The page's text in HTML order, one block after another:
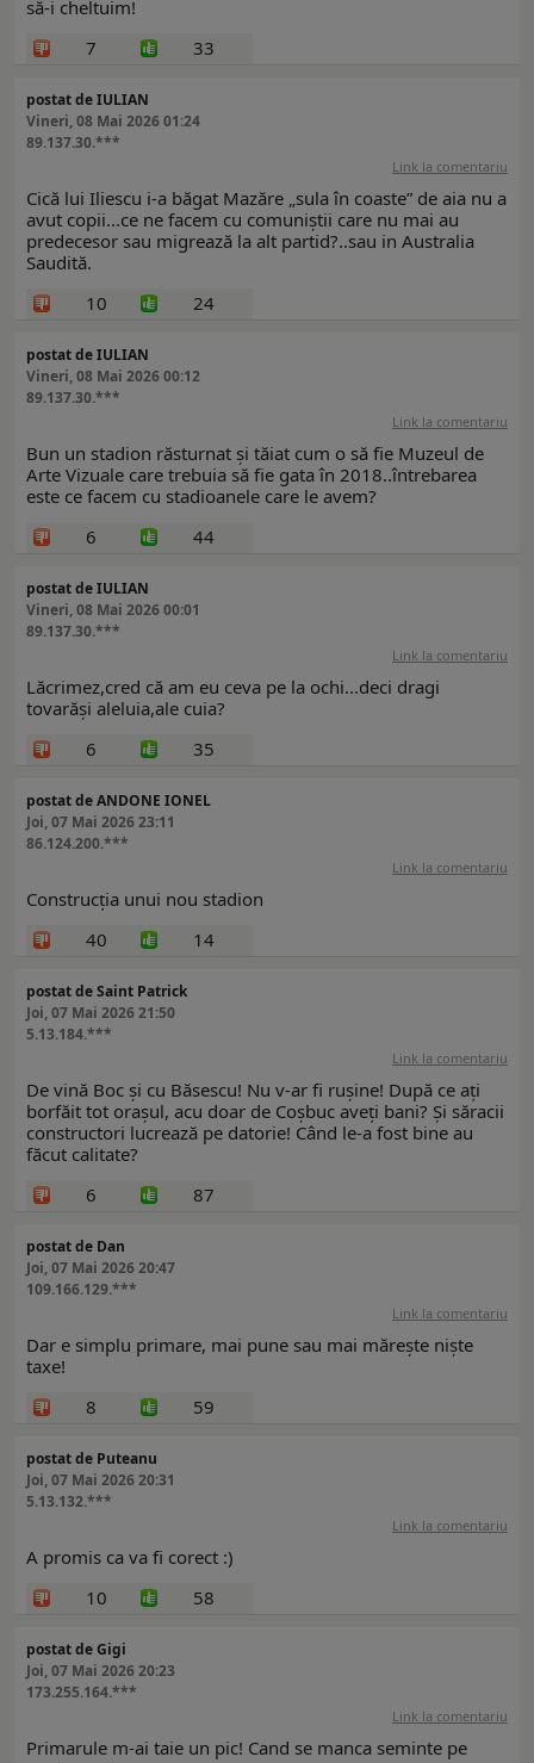
să-i cheltuim!
7
33
postat de IULIAN
Vineri, 08 Mai 2026 01:24
89.137.30.***
Link la comentariu
Cică lui Iliescu i-a băgat Mazăre „sula în coaste” de aia nu a
avut copii...ce ne facem cu comuniștii care nu mai au
predecesor sau migrează la alt partid?..sau in Australia
Saudită.
10
24
postat de IULIAN
Vineri, 08 Mai 2026 00:12
89.137.30.***
Link la comentariu
Bun un stadion răsturnat și tăiat cum o să fie Muzeul de
Arte Vizuale care trebuia să fie gata în 2018..întrebarea
este ce facem cu stadioanele care le avem?
6
44
postat de IULIAN
Vineri, 08 Mai 2026 00:01
89.137.30.***
Link la comentariu
Lăcrimez,cred că am eu ceva pe la ochi...deci dragi
tovarăși aleluia,ale cuia?
6
35
postat de ANDONE IONEL
Joi, 07 Mai 2026 23:11
86.124.200.***
Link la comentariu
Construcția unui nou stadion
40
14
postat de Saint Patrick
Joi, 07 Mai 2026 21:50
5.13.184.***
Link la comentariu
De vină Boc și cu Băsescu! Nu v-ar fi rușine! După ce ați
borfăit tot orașul, acu doar de Coșbuc aveți bani? Și săracii
constructori lucrează pe datorie! Când le-a fost bine au
făcut calitate?
6
87
postat de Dan
Joi, 07 Mai 2026 20:47
109.166.129.***
Link la comentariu
Dar e simplu primare, mai pune sau mai mărește niște
taxe!
8
59
postat de Puteanu
Joi, 07 Mai 2026 20:31
5.13.132.***
Link la comentariu
A promis ca va fi corect :)
10
58
postat de Gigi
Joi, 07 Mai 2026 20:23
173.255.164.***
Link la comentariu
Primarule m-ai taie un pic! Cand se manca seminte pe